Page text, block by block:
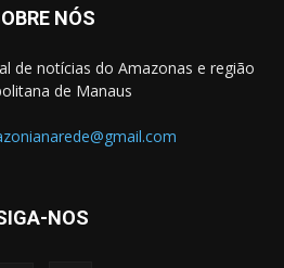
NÓS
de notícias do Amazonas e região
de Manaus
NOS